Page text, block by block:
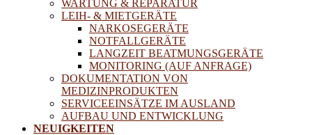
WARTUNG & REPARATUR
LEIH- & MIETGERÄTE
NARKOSEGERÄTE
NOTFALLGERÄTE
LANGZEIT BEATMUNGSGERÄTE
MONITORING (AUF ANFRAGE)
DOKUMENTATION VON
MEDIZINPRODUKTEN
SERVICEEINSÄTZE IM AUSLAND
AUFBAU UND ENTWICKLUNG
NEUIGKEITEN